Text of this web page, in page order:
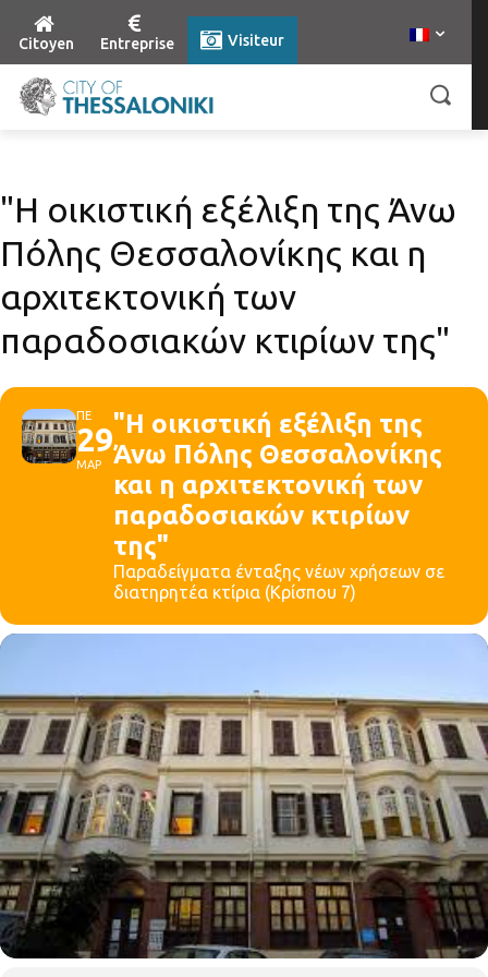
Citoyen Entreprise Visiteur
"Η οικιστική εξέλιξη της Άνω
Πόλης Θεσσαλονίκης και η
αρχιτεκτονική των
παραδοσιακών κτιρίων της"
ΠΕ
29
ΜΑΡ
"Η οικιστική εξέλιξη της
Άνω Πόλης Θεσσαλονίκης
και η αρχιτεκτονική των
παραδοσιακών κτιρίων
της"
Παραδείγματα ένταξης νέων χρήσεων σε
διατηρητέα κτίρια (Κρίσπου 7)